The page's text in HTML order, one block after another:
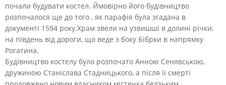
почали будувати костел. Ймовірно його будівництво
розпочалося ще до того , як парафія була згадана в
документі 1594 року.Храм звели на узвишші в долині річки,
на південь від дороги, що веде з боку Бібрки в напрямку
Рогатина.
Будівництво костелу було розпочато Анною Сенявською,
дружиною Станіслава Стадницького, а після її смерті